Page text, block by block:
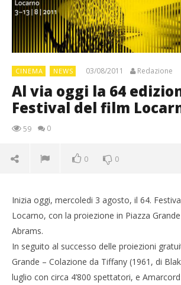
CINEMA NEWS 03/08/2011 Redazione
Al via oggi la 64
Festival del film
59 0
0 0
NOW VIEWING
Al via oggi la 64 edizione del Festival
Locarno
Inizia oggi, mercoledi 3 agosto, il 64.
Locarno, con la proiezione in Piazza Grande
Abrams.
In seguito al successo delle proiezioni
Grande – Colazione da Tiffany (1961, di
luglio con circa 4’800 spettatori, e